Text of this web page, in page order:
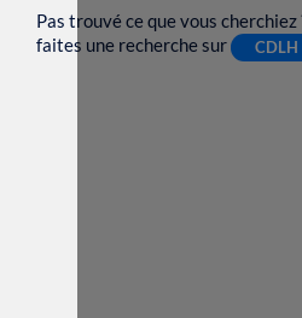
Pas trouvé ce que vous
faites une recherche sur
CDLH